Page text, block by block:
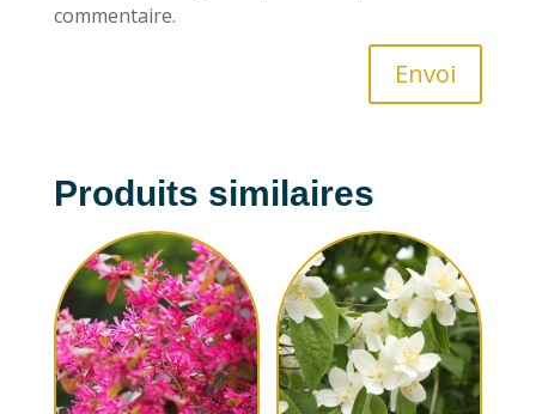
commentaire.
Envoi
Produits similaires